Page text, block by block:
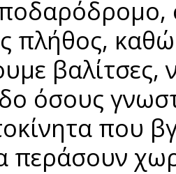
πλήθος,
βαλίτσες,
όσους
που
περάσουν